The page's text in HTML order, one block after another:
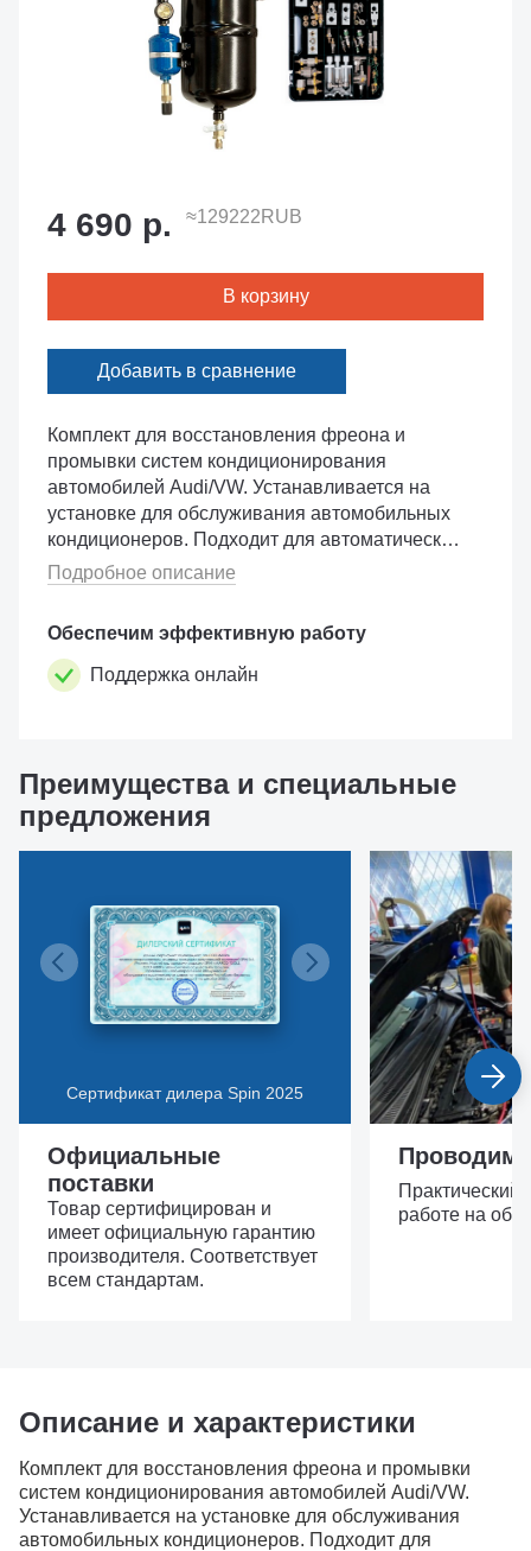
Комплект для восстановления фреона и
промывки систем кондиционирования
автомобилей Audi/VW. Устанавливается на
установке для обслуживания автомобильных
кондиционеров. Подходит для автоматических
установок SPIN моделей
BREEZE/CLEVER/TechnoClima ADVANCE
Подробное описание
Обеспечим эффективную работу
Поддержка онлайн
4 690 р. ≈129222RUB
В корзину
Добавить в сравнение
Преимущества и специальные
предложения
Сертификат дилера Spin 2025
Официальные
поставки
Товар сертифицирован и
имеет официальную гарантию
производителя. Соответствует
всем стандартам.
Проводим
Практический
работе на
Описание и характеристики
Комплект для восстановления фреона и промывки
систем кондиционирования автомобилей Audi/VW.
Устанавливается на установке для обслуживания
автомобильных кондиционеров. Подходит для